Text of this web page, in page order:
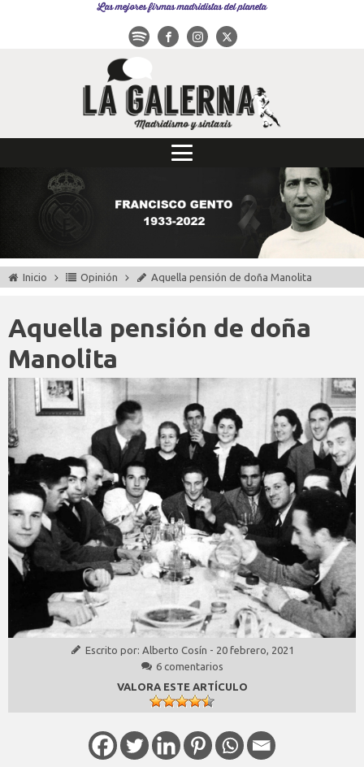
Las mejores firmas madridistas del planeta
Inicio Opinión Aquella pensión de doña Manolita
Aquella pensión de doña
Manolita
Escrito por: Alberto Cosín - 20 febrero, 2021
6 comentarios
VALORA ESTE ARTÍCULO